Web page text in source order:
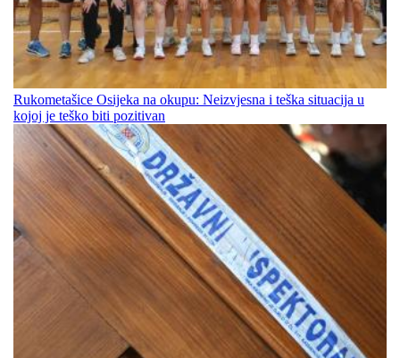
Rukometašice Osijeka na okupu: Neizvjesna i teška situacija u
kojoj je teško biti pozitivan